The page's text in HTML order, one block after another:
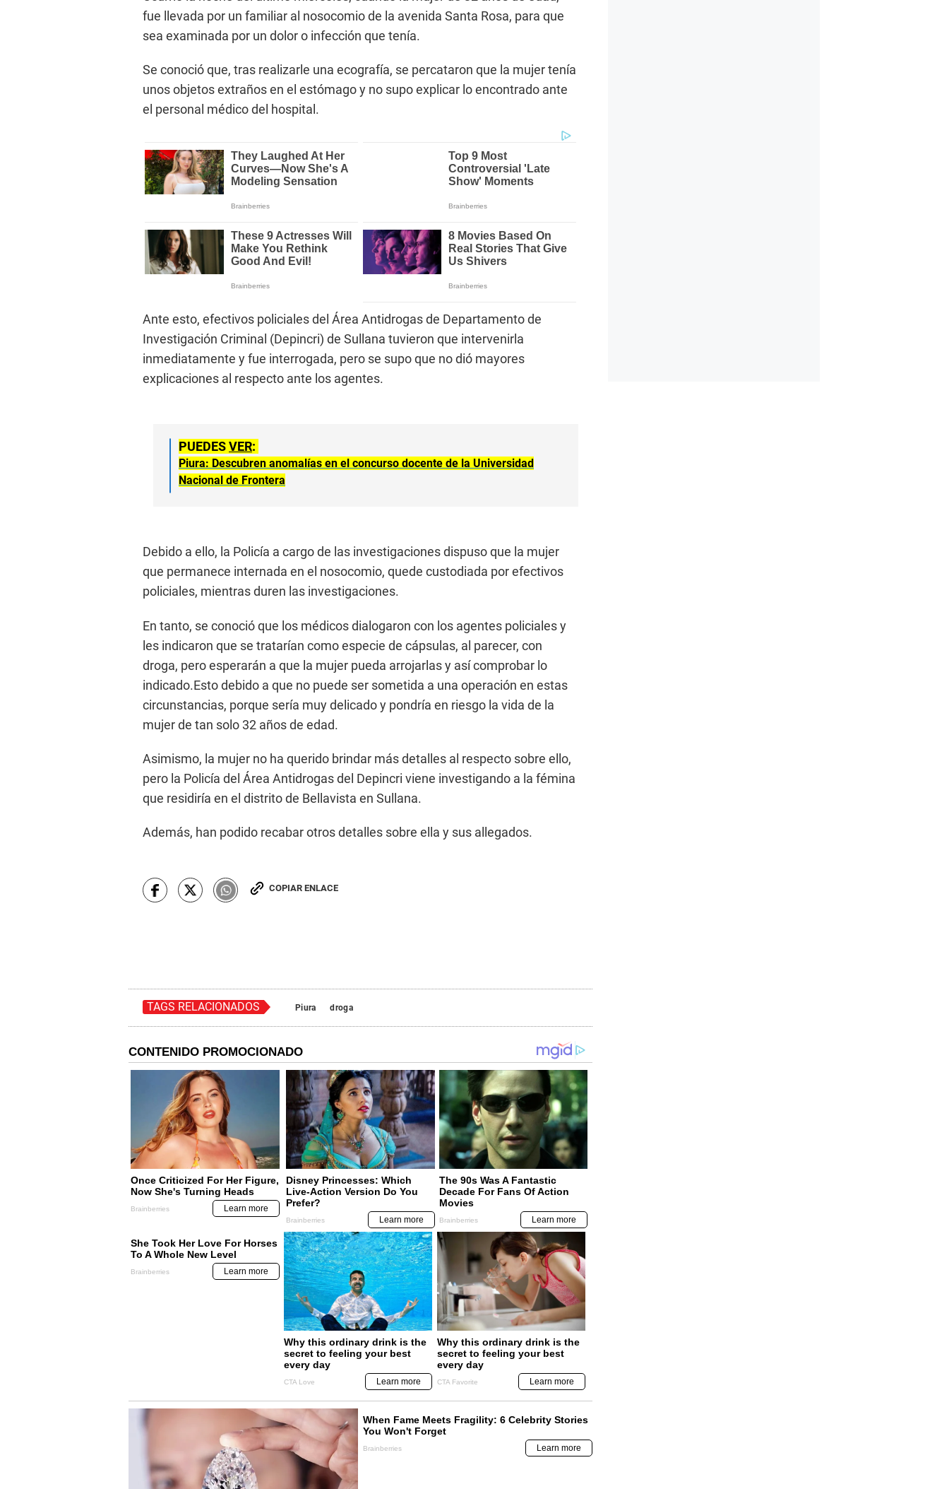
fue llevada por un familiar al nosocomio de la avenida Santa Rosa, para que
sea examinada por un dolor o infección que tenía.
Se conoció que, tras realizarle una ecografía, se percataron que la mujer tenía
unos objetos extraños en el estómago y no supo explicar lo encontrado ante
el personal médico del hospital.
Ante esto, efectivos policiales del Área Antidrogas de Departamento de
Investigación Criminal (Depincri) de Sullana tuvieron que intervenirla
inmediatamente y fue interrogada, pero se supo que no dió mayores
explicaciones al respecto ante los agentes.
PUEDESVER:
Piura: Descubren anomalías en el concurso docente de la Universidad
Nacional de Frontera
Debido a ello, la Policía a cargo de las investigaciones dispuso que la mujer
que permanece internada en el nosocomio, quede custodiada por efectivos
policiales, mientras duren las investigaciones.
En tanto, se conoció que los médicos dialogaron con los agentes policiales y
les indicaron que se tratarían como especie de cápsulas, al parecer, con
droga, pero esperarán a que la mujer pueda arrojarlas y así comprobar lo
indicado.Esto debido a que no puede ser sometida a una operación en estas
circunstancias, porque sería muy delicado y pondría en riesgo la vida de la
mujer de tan solo 32 años de edad.
Asimismo, la mujer no ha querido brindar más detalles al respecto sobre ello,
pero la Policía del Área Antidrogas del Depincri viene investigando a la fémina
que residiría en el distrito de Bellavista en Sullana.
Además, han podido recabar otros detalles sobre ella y sus allegados.
COPIAR ENLACE
TAGS RELACIONADOS Piura droga